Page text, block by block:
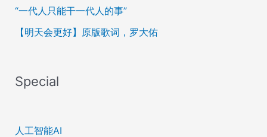
“一代人只能干一代人的事”
【明天会更好】原版歌词，罗大佑
Special
人工智能AI